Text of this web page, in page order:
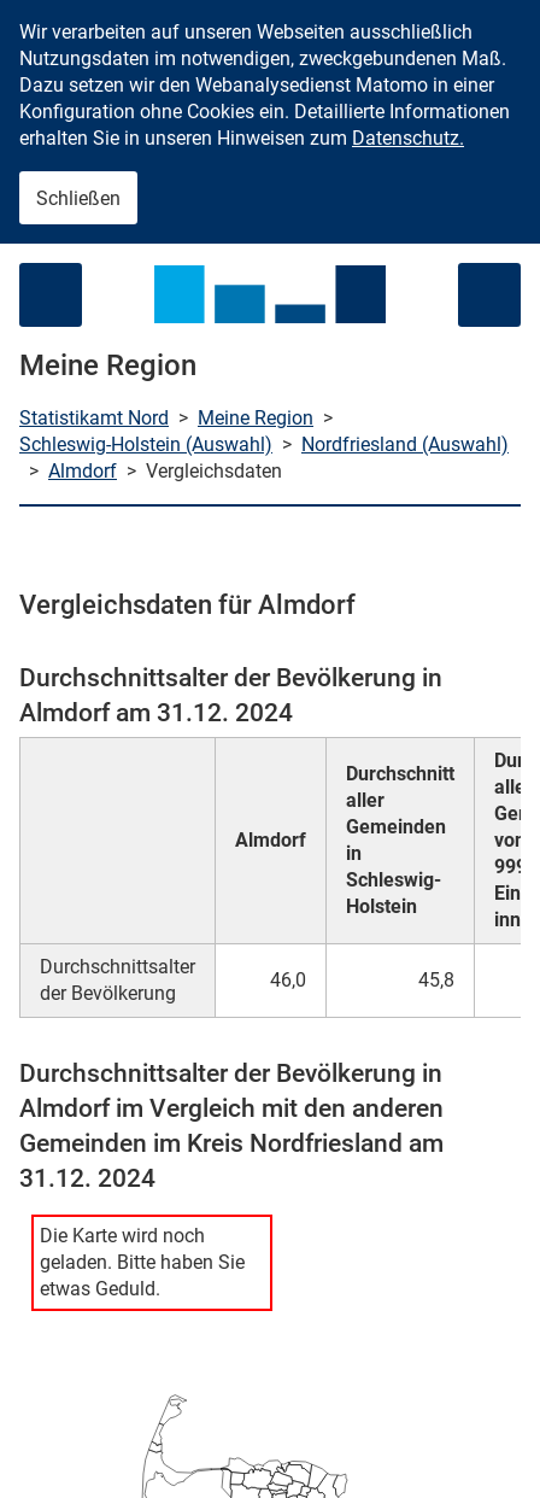
Zum Inhalt springen
Wir verarbeiten auf unseren Webseiten ausschließlich
Nutzungsdaten im notwendigen, zweckgebundenen Maß.
Dazu setzen wir den Webanalysedienst Matomo in einer
Konfiguration ohne Cookies ein. Detaillierte Informationen
erhalten Sie in unseren Hinweisen zum Datenschutz.
Schließen
Meine Region
Statistikamt Nord > Meine Region >
Schleswig-Holstein (Auswahl) > Nordfriesland (Auswahl)
> Almdorf > Vergleichsdaten
Vergleichsdaten für Almdorf
Durchschnittsalter der Bevölkerung in
Almdorf am 31.12. 2024
Almdorf
Durchschnitt
aller
Gemeinden
in
Schleswig-
Holstein
aller
von
999
Durchschnittsalter
der Bevölkerung
46,0 45,8
Durchschnittsalter der Bevölkerung in
Almdorf im Vergleich mit den anderen
Gemeinden im Kreis Nordfriesland am
31.12. 2024
Die Karte wird noch
geladen. Bitte haben Sie
etwas Geduld.